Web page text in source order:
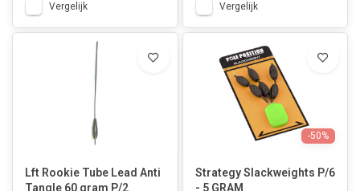
Vergelijk Vergelijk
Lft Rookie Tube Lead Anti
Tangle 60 gram P/2
-50%
Strategy Slackweights P/6
- 5 GRAM